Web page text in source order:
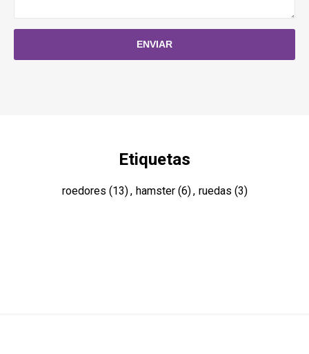
Etiquetas
roedores (13), hamster (6), ruedas (3)